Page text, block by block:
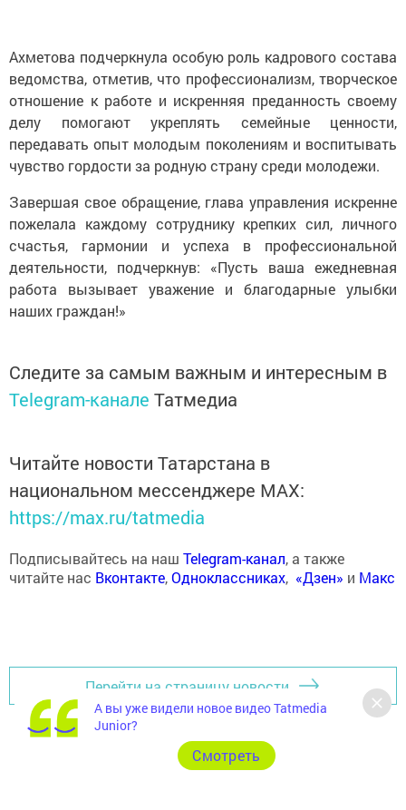
Ахметова подчеркнула особую роль кадрового состава
ведомства, отметив, что профессионализм, творческое
отношение к работе и искренняя преданность своему
делу помогают укреплять семейные ценности,
передавать опыт молодым поколениям и воспитывать
чувство гордости за родную страну среди молодежи.
Завершая свое обращение, глава управления искренне
пожелала каждому сотруднику крепких сил, личного
счастья, гармонии и успеха в профессиональной
деятельности, подчеркнув: «Пусть ваша ежедневная
работа вызывает уважение и благодарные улыбки
наших граждан!»
Следите за самым важным и интересным в
Telegram-канале Татмедиа
Читайте новости Татарстана в
национальном мессенджере MАХ:
https://max.ru/tatmedia
Подписывайтесь на наш Telegram-канал, а также
читайте нас Вконтакте,Одноклассниках, «Дзен» и Макс
Перейти на страницу новости
А вы уже видели новое видео Tatmedia
Junior?
Cмотреть